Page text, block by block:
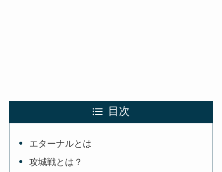
目次
エターナルとは
攻城戦とは？